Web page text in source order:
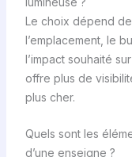
Le choix dépend
l’emplacement, le
l’impact souhaité
offre plus de
plus cher.
Quels sont les
d’une enseigne ?